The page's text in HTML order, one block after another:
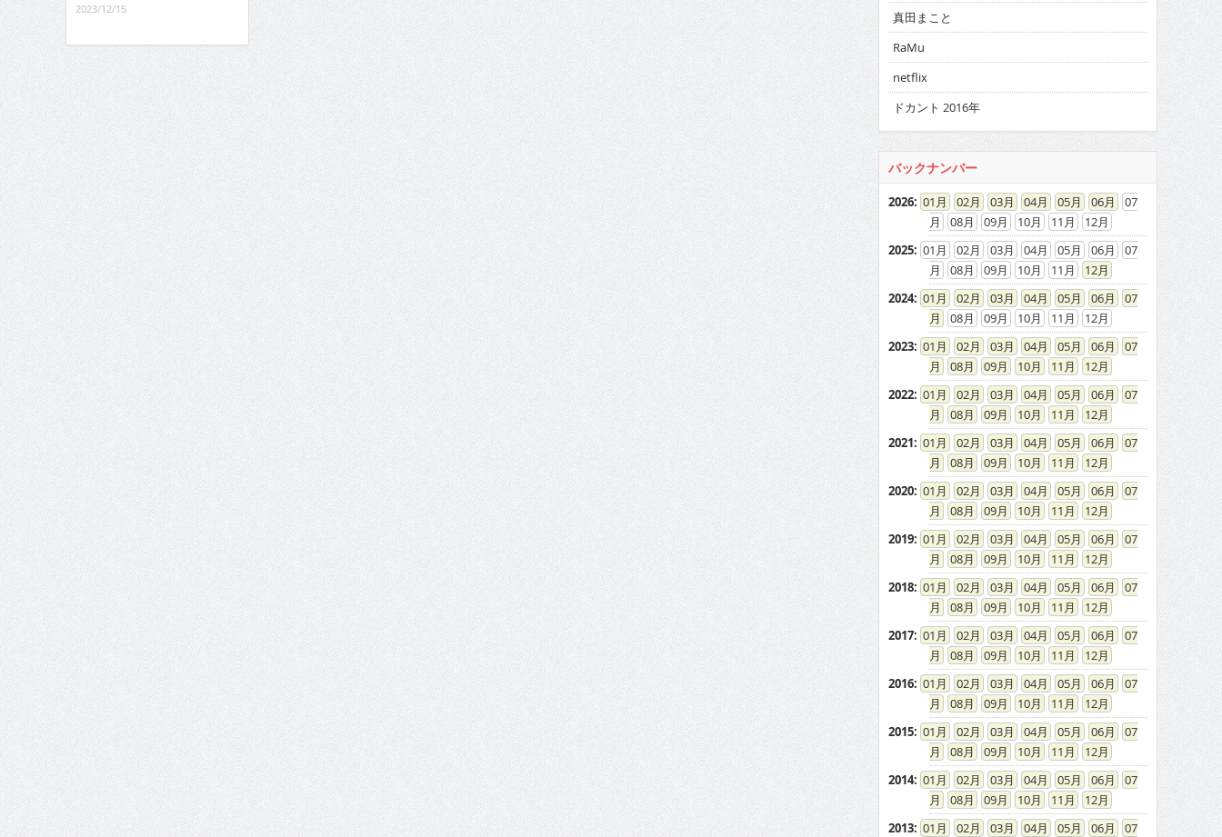
2023/12/15
真田まこと
RaMu
netflix
ドカント 2016年
バックナンバー
2026: 01 02 03 04 05 06
07
08
09 10 11
12
2025: 01 02 03 04 05 06
07
08
09 10 11
12
2024: 01 02 03 04 05 06
07
08
09 10 11
12
2023: 01 02 03 04 05 06
07
08
09 10 11
12
2022: 01 02 03 04 05 06
07
08
09 10 11
12
2021: 01 02 03 04 05 06
07
08
09 10 11
12
2020: 01 02 03 04 05 06
07
08
09 10 11
12
2019: 01 02 03 04 05 06
07
08
09 10 11
12
2018: 01 02 03 04 05 06
07
08
09 10 11
12
2017: 01 02 03 04 05 06
07
08
09 10 11
12
2016: 01 02 03 04 05 06
07
08
09 10 11
12
2015: 01 02 03 04 05 06
07
08
09 10 11
12
2014: 01 02 03 04 05 06
07
08
09 10 11
12
2013: 01 02 03 04 05 06
07